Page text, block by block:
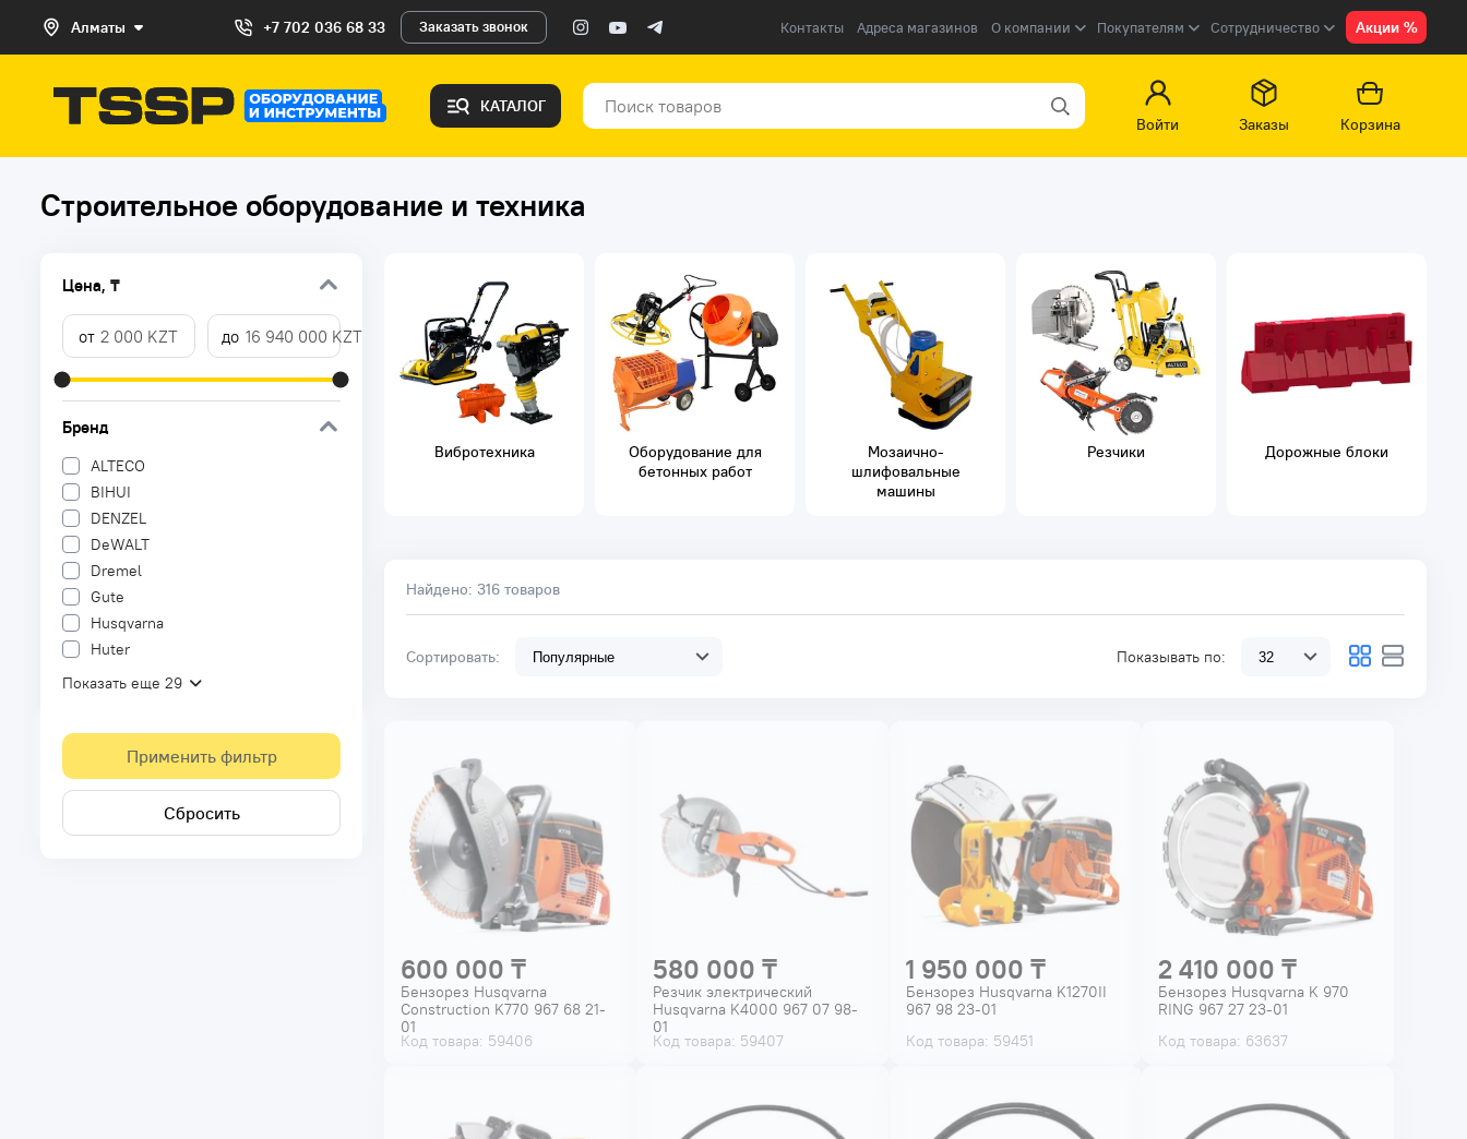
Алматы +7 702 036 68 33 Заказать звонок Контакты Адреса магазинов О компании Покупателям Сотрудничество Акции %
КАТАЛОГ
Войти
Заказы Корзина
Строительное оборудование и техника
Цена, ₸
Бренд
ALTECO
BIHUI
DENZEL
DeWALT
Dremel
Gute
Husqvarna
Huter
Показать еще 29
Применить фильтр
Сбросить
Вибротехника
Оборудование для
бетонных работ
Мозаично-
шлифовальные
машины
Резчики Дорожные блоки
Найдено: 316 товаров
Показывать по:
Сортировать:
600 000 ₸
Бензорез Husqvarna
Construction K770 967 68 21-
01
Код товара: 59406
580 000 ₸
Резчик электрический
Husqvarna K4000 967 07 98-
01
Код товара: 59407
1 950 000 ₸
Бензорез Husqvarna K1270II
967 98 23-01
Код товара: 59451
2 410 000 ₸
Бензорез Husqvarna K 970
RING 967 27 23-01
Код товара: 63637